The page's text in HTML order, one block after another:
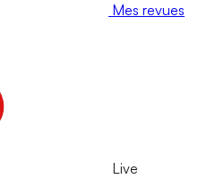
Mes revues
Live